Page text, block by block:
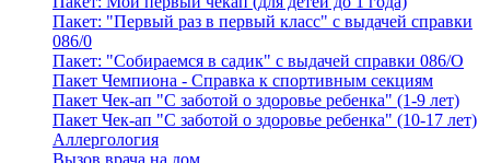
Пакет: "Первый раз в первый класс" с выдачей справки
086/0
Пакет: "Собираемся в садик" с выдачей справки 086/О
Пакет Чемпиона - Справка к спортивным секциям
Пакет Чек-ап "С заботой о здоровье ребенка" (1-9 лет)
Пакет Чек-ап "С заботой о здоровье ребенка" (10-17 лет)
Аллергология
Вызов врача на дом